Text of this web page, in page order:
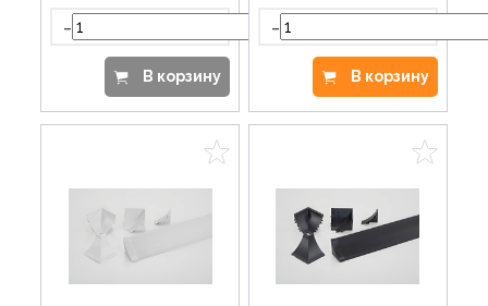
-
В корзину
-
В корзину